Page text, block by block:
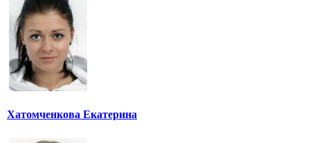
Хатомченкова Екатерина